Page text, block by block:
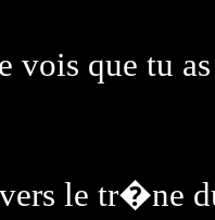
vois que tu
le tr�ne